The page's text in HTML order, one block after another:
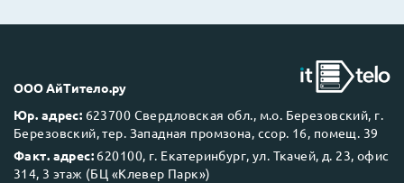
Next Business Day (NBD)
ООО АйТитело.ру
Юр. адрес: 623700 Свердловская обл., м.о. Березовский, г.
Березовский, тер. Западная промзона, ссор. 16, помещ. 39
Факт. адрес: 620100, г. Екатеринбург, ул. Ткачей, д. 23, офис
314, 3 этаж (БЦ «Клевер Парк»)